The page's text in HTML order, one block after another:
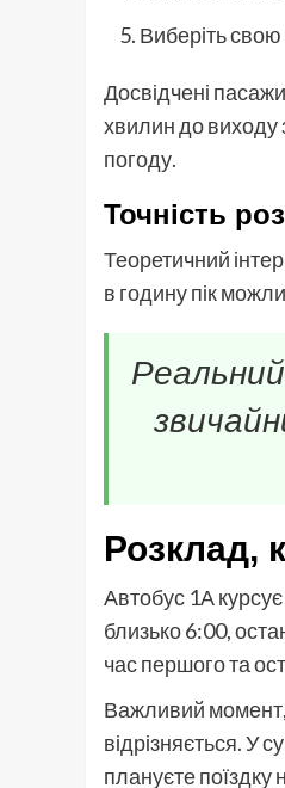
Виберіть
Досвідчені
хвилин до виходу
погоду.
Точність
Теоретичний
в годину пік
Реальний
Розклад,
Автобус 1А
близько 6:00,
час першого та
Важливий момент,
відрізняється. У
плануєте поїздку